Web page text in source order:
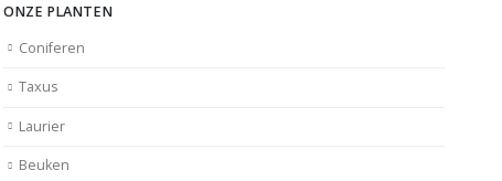
ONZE PLANTEN
Coniferen
Taxus
Laurier
Beuken